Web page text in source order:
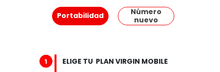
Portabilidad
Número
nuevo
ELIGE TU PLAN VIRGIN MOBILE